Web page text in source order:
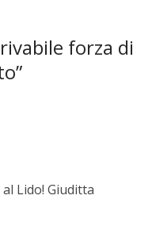
forza di
”
Lido! Giuditta